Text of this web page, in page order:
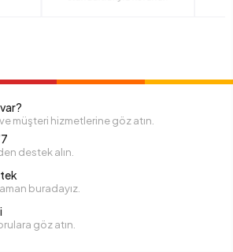
müşteri hizmetlerine göz atın.
destek alın.
buradayız.
göz atın.